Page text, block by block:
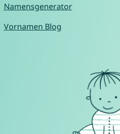
Namensgenerator
Vornamen Blog